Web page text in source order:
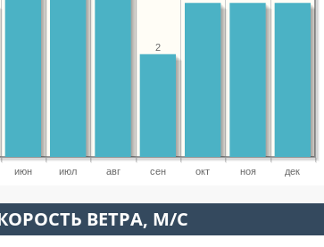
июн июл авг сен окт ноя дек
2
ВЕТРА, М/С